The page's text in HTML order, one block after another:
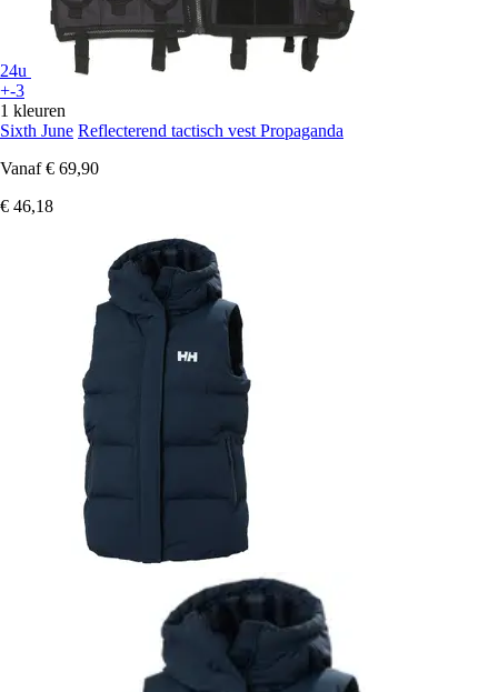
24u
+-3
1 kleuren
Sixth June Reflecterend tactisch vest Propaganda
Vanaf € 69,90
€ 46,18